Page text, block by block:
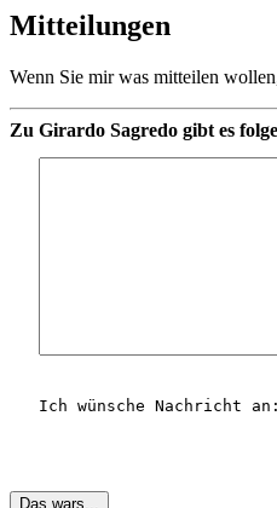
Mitteilungen
Wenn Sie mir was mitteilen
Zu Girardo Sagredo gibt es
Ich wünsche Nachricht